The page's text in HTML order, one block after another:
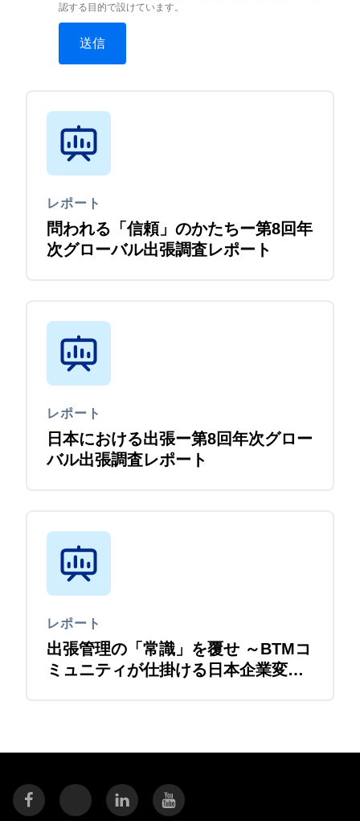
認する目的で設けています。
レポート
問われる「信頼」のかたちー第8回年
次グローバル出張調査レポート
レポート
日本における出張ー第8回年次グロー
バル出張調査レポート
レポート
出張管理の「常識」を覆せ ～BTMコ
ミュニティが仕掛ける日本企業変革